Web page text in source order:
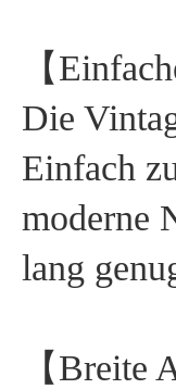
【
Die
Einfach
moderne
lang
【Breite